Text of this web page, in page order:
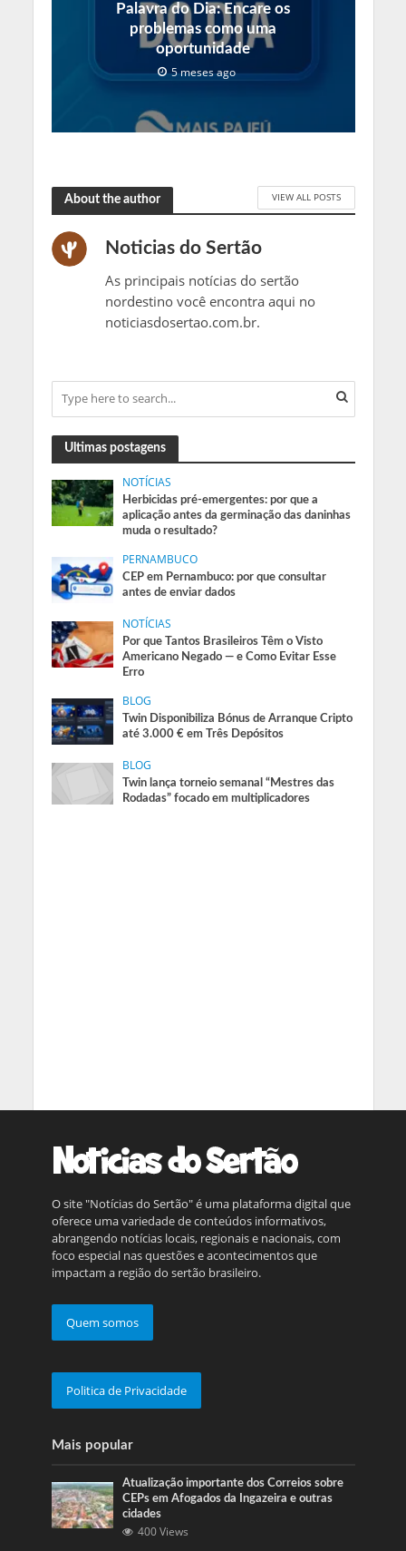
Palavra do Dia: Encare os
problemas como uma
oportunidade
5 meses ago
About the author VIEW ALL POSTS
Noticias do Sertão
As principais notícias do sertão
nordestino você encontra aqui no
noticiasdosertao.com.br.
Ultimas postagens
NOTÍCIAS
Herbicidas pré-emergentes: por que a
aplicação antes da germinação das daninhas
muda o resultado?
PERNAMBUCO
CEP em Pernambuco: por que consultar
antes de enviar dados
NOTÍCIAS
Por que Tantos Brasileiros Têm o Visto
Americano Negado — e Como Evitar Esse
Erro
BLOG
Twin Disponibiliza Bónus de Arranque Cripto
até 3.000 € em Três Depósitos
BLOG
Twin lança torneio semanal “Mestres das
Rodadas” focado em multiplicadores
O site "Notícias do Sertão" é uma plataforma digital que
oferece uma variedade de conteúdos informativos,
abrangendo notícias locais, regionais e nacionais, com
foco especial nas questões e acontecimentos que
impactam a região do sertão brasileiro.
Quem somos
Politica de Privacidade
Mais popular
Atualização importante dos Correios sobre
CEPs em Afogados da Ingazeira e outras
cidades
400 Views